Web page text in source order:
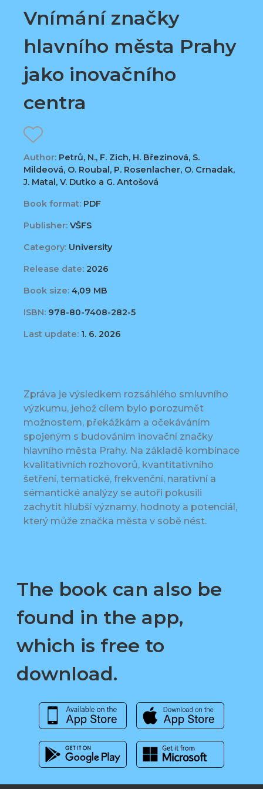
Vnímání značky
hlavního města Prahy
jako inovačního
centra
Author: Petrů, N., F. Zich, H. Březinová, S.
Mildeová, O. Roubal, P. Rosenlacher, O. Crnadak,
J. Matal, V. Dutko a G. Antošová
Book format: PDF
Publisher: VŠFS
Category: University
Release date: 2026
Book size: 4,09 MB
ISBN: 978-80-7408-282-5
Last update: 1. 6. 2026
Zpráva je výsledkem rozsáhlého smluvního
výzkumu, jehož cílem bylo porozumět
možnostem, překážkám a očekáváním
spojeným s budováním inovační značky
hlavního města Prahy. Na základě kombinace
kvalitativních rozhovorů, kvantitativního
šetření, tematické, frekvenční, narativní a
sémantické analýzy se autoři pokusili
zachytit hlubší významy, hodnoty a potenciál,
který může značka města v sobě nést.
The book can also be
found in the app,
which is free to
download.